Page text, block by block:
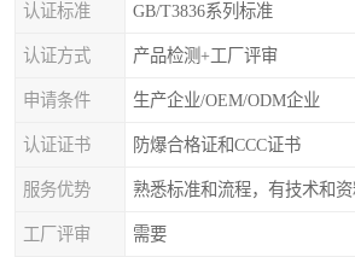
认证标准 GB/T3836系列标准
认证方式 产品检测+工厂评审
申请条件 生产企业/OEM/ODM企业
认证证书 防爆合格证和CCC证书
服务优势 熟悉标准和流程，有技术和
工厂评审 需要